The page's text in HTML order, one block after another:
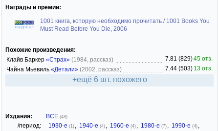
Награды и премии:
лауреат
1001 книга, которую необходимо прочитать / 1001 Books You
Must Read Before You Die, 2006
Похожие произведения:
Клайв Баркер «Страх» (1984, рассказ) 7.81 (829)45 отз.
Чайна Мьевиль «Детали» (2002, рассказ) 7.44 (503) 13 отз.
+ещё 6 шт. похожего
Издания: ВСЕ (48)
/период: 1930-е (1) , 1940-е (4) , 1960-е (4) , 1980-е (7) , 1990-е (4) ,